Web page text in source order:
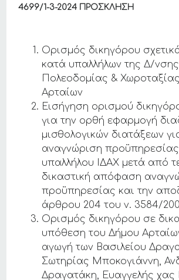
4699/1-3-2024 ΠΡΟΣΚΛΗΣΗ
Ορισμός δικηγόρου
κατά υπαλλήλων της Δ/νσης
Πολεοδομίας &
Αρταίων
Εισήγηση ορισμού
για την ορθή εφαρμογή
μισθολογικών διατάξεων
αναγνώριση
υπαλλήλου ΙΔΑΧ μετά από
δικαστική απόφαση
προϋπηρεσίας και την
άρθρου 204 του ν. 3584/
Ορισμός δικηγόρου σε
υπόθεση του Δήμου
αγωγή των Βασιλείου
Σωτηρίας Μποκογιάννη,
Δραγατάκη, Ευαγγελής χας